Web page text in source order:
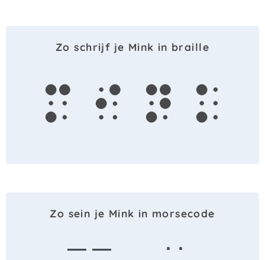
Zo schrijf je Mink in braille
m i n k
Zo sein je Mink in morsecode
— —
· ·